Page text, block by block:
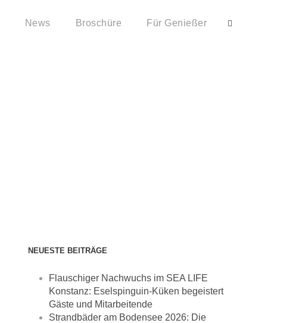
News Broschüre Für Genießer
NEUESTE BEITRÄGE
Flauschiger Nachwuchs im SEA LIFE
Konstanz: Eselspinguin-Küken begeistert
Gäste und Mitarbeitende
Strandbäder am Bodensee 2026: Die